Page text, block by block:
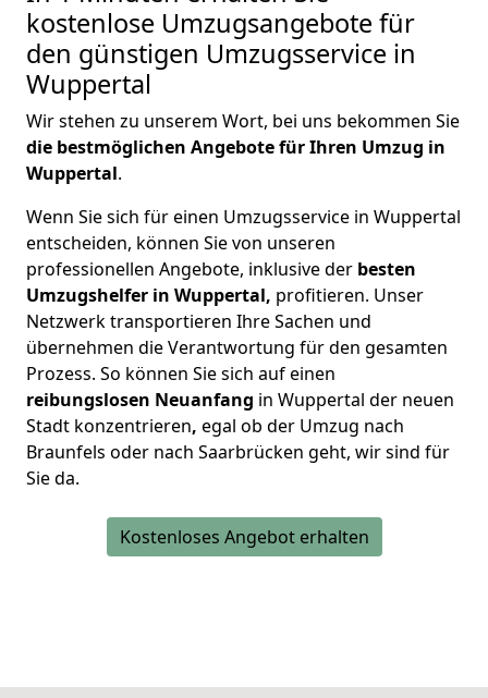
kostenlose Umzugsangebote für
den günstigen Umzugsservice in
Wuppertal
Wir stehen zu unserem Wort, bei uns bekommen Sie
die bestmöglichen Angebote für Ihren Umzug in
Wuppertal.
Wenn Sie sich für einen Umzugsservice in Wuppertal
entscheiden, können Sie von unseren
professionellen Angebote, inklusive der besten
Umzugshelfer in Wuppertal, profitieren. Unser
Netzwerk transportieren Ihre Sachen und
übernehmen die Verantwortung für den gesamten
Prozess. So können Sie sich auf einen
reibungslosen Neuanfang in Wuppertal der neuen
Stadt konzentrieren, egal ob der Umzug nach
Braunfels oder nach Saarbrücken geht, wir sind für
Sie da.
Kostenloses Angebot erhalten